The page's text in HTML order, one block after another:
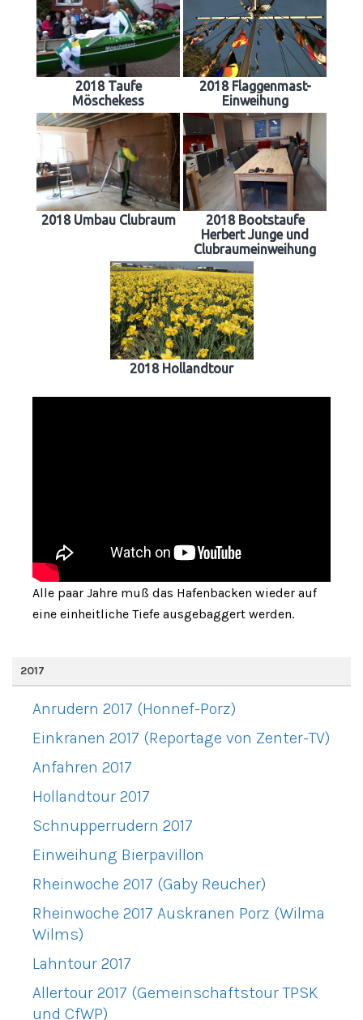
2018 Taufe
Möschekess
2018 Flaggenmast-
Einweihung
2018 Umbau Clubraum
2018 Bootstaufe
Herbert Junge und
Clubraumeinweihung
2018 Hollandtour
Alle paar Jahre muß das Hafenbacken wieder auf
eine einheitliche Tiefe ausgebaggert werden.
2017
Anrudern 2017 (Honnef-Porz)
Einkranen 2017 (Reportage von Zenter-TV)
Anfahren 2017
Hollandtour 2017
Schnupperrudern 2017
Einweihung Bierpavillon
Rheinwoche 2017 (Gaby Reucher)
Rheinwoche 2017 Auskranen Porz (Wilma
Wilms)
Lahntour 2017
Allertour 2017 (Gemeinschaftstour TPSK
und CfWP)